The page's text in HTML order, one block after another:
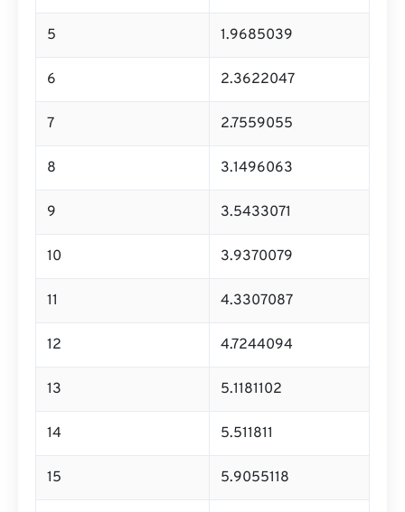
5 1.9685039
6 2.3622047
7 2.7559055
8 3.1496063
9 3.5433071
10 3.9370079
11 4.3307087
12 4.7244094
13 5.1181102
14 5.511811
15 5.9055118